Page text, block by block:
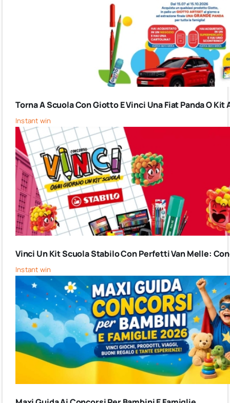
Torna A Scuola Con Giotto E Vinci Una Fiat Panda O
Instant win
Vinci Un Kit Scuola Stabilo Con Perfetti Van Melle:
Instant win